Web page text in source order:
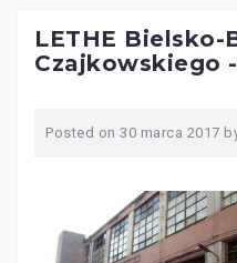
LETHE Bielsko-
Czajkowskiego
Posted on 30 marca 2017